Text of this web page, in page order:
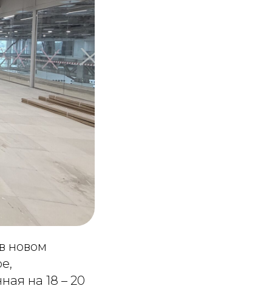
новом
на 18 – 20